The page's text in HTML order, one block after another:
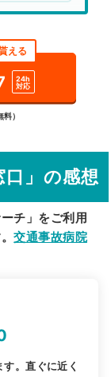
ら探す
える
24h
対応
）
口」の感想
チ」をご利用
交通事故病院
。直ぐに近く